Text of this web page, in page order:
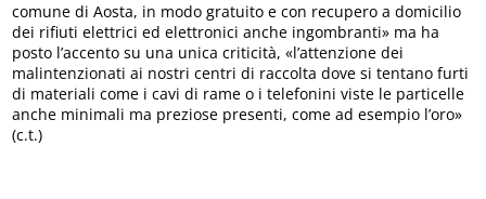
comune di Aosta, in modo gratuito e con recupero a domicilio
dei rifiuti elettrici ed elettronici anche ingombranti» ma ha
posto l’accento su una unica criticità, «l’attenzione dei
malintenzionati ai nostri centri di raccolta dove si tentano furti
di materiali come i cavi di rame o i telefonini viste le particelle
anche minimali ma preziose presenti, come ad esempio l’oro»
(c.t.)